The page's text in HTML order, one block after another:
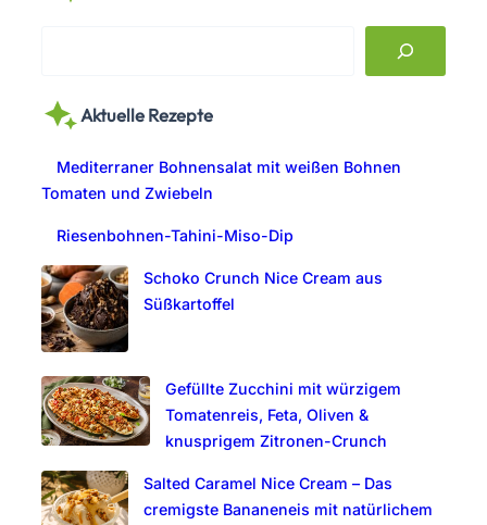
r
Aktuelle Rezepte
Mediterraner Bohnensalat mit weißen Bohnen
Tomaten und Zwiebeln
Riesenbohnen-Tahini-Miso-Dip
Schoko Crunch Nice Cream aus
Süßkartoffel
Gefüllte Zucchini mit würzigem
Tomatenreis, Feta, Oliven &
knusprigem Zitronen-Crunch
Salted Caramel Nice Cream – Das
cremigste Bananeneis mit natürlichem